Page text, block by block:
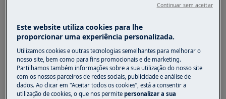
Antes de qualquer operação de manutenção,
desligue o aparelho e retire a ficha da tomada.
Sempre tome cuidado ao mover os aparelhos, para
os aparelhos pesados são necessárias duas pessoas
para movê-los.
Este website utiliza cookies para lhe
proporcionar uma experiência personalizada.
Utilizamos cookies e outras tecnologias semelhantes para melhorar o
nosso site, bem como para fins promocionais e de marketing.
Partilhamos também informações sobre a sua utilização do nosso site
com os nossos parceiros de redes sociais, publicidade e análise de
dados. Ao clicar em "Aceitar todos os cookies”, está a consentir a
utilização de cookies, o que nos permitepersonalizar a sua
Continuar sem aceitar